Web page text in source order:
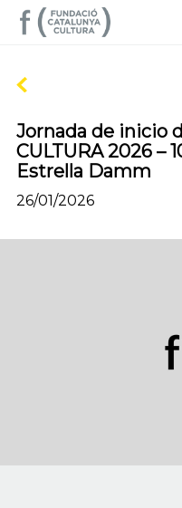
Jornada de inicio
CULTURA 2026 –
Estrella Damm
26/01/2026